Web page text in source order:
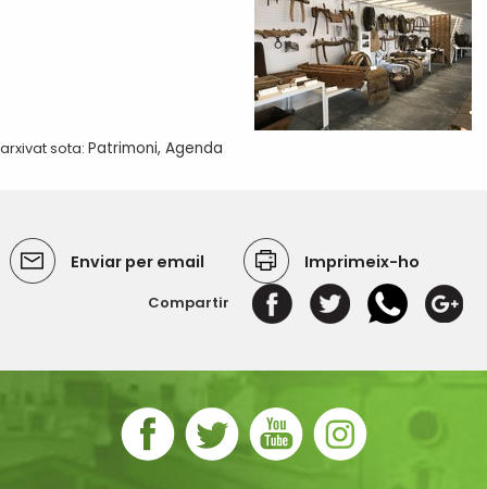
arxivat sota: Patrimoni, Agenda
Enviar per email Imprimeix-ho
Compartir